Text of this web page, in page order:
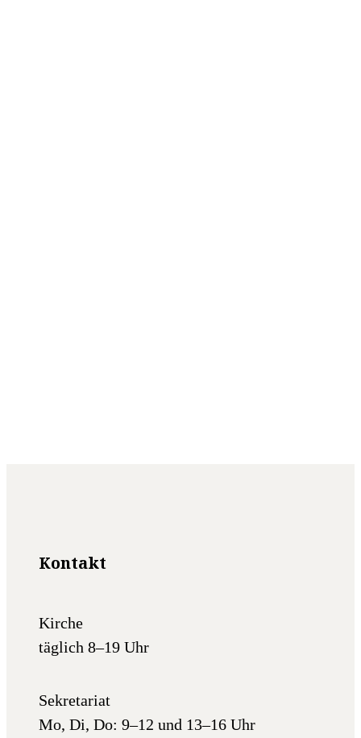
Kontakt
Kirche
täglich 8–19 Uhr
Sekretariat
Mo, Di, Do: 9–12 und 13–16 Uhr